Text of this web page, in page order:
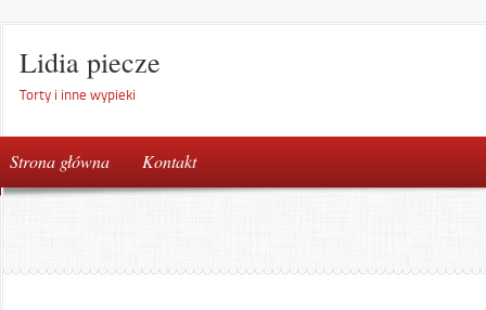
Lidia piecze
Torty i inne wypieki
Strona główna Kontakt